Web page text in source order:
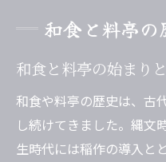
縄文時代の
和食の歴史年
和食と料亭の
和食が現代料
和食の歴史を
和食と料亭
和食と料亭の始まり
和食や料亭の歴史は、古
し続けてきました。縄文
生時代には稲作の導入と